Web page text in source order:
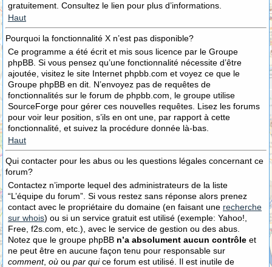
gratuitement. Consultez le lien pour plus d’informations.
Haut
Pourquoi la fonctionnalité X n’est pas disponible?
Ce programme a été écrit et mis sous licence par le Groupe
phpBB. Si vous pensez qu’une fonctionnalité nécessite d’être
ajoutée, visitez le site Internet phpbb.com et voyez ce que le
Groupe phpBB en dit. N’envoyez pas de requêtes de
fonctionnalités sur le forum de phpbb.com, le groupe utilise
SourceForge pour gérer ces nouvelles requêtes. Lisez les forums
pour voir leur position, s’ils en ont une, par rapport à cette
fonctionnalité, et suivez la procédure donnée là-bas.
Haut
Qui contacter pour les abus ou les questions légales concernant ce
forum?
Contactez n’importe lequel des administrateurs de la liste
“L’équipe du forum”. Si vous restez sans réponse alors prenez
contact avec le propriétaire du domaine (en faisant une recherche
sur whois) ou si un service gratuit est utilisé (exemple: Yahoo!,
Free, f2s.com, etc.), avec le service de gestion ou des abus.
Notez que le groupe phpBB n’a absolument aucun contrôle et
ne peut être en aucune façon tenu pour responsable sur
comment, où ou par quice forum est utilisé. Il est inutile de